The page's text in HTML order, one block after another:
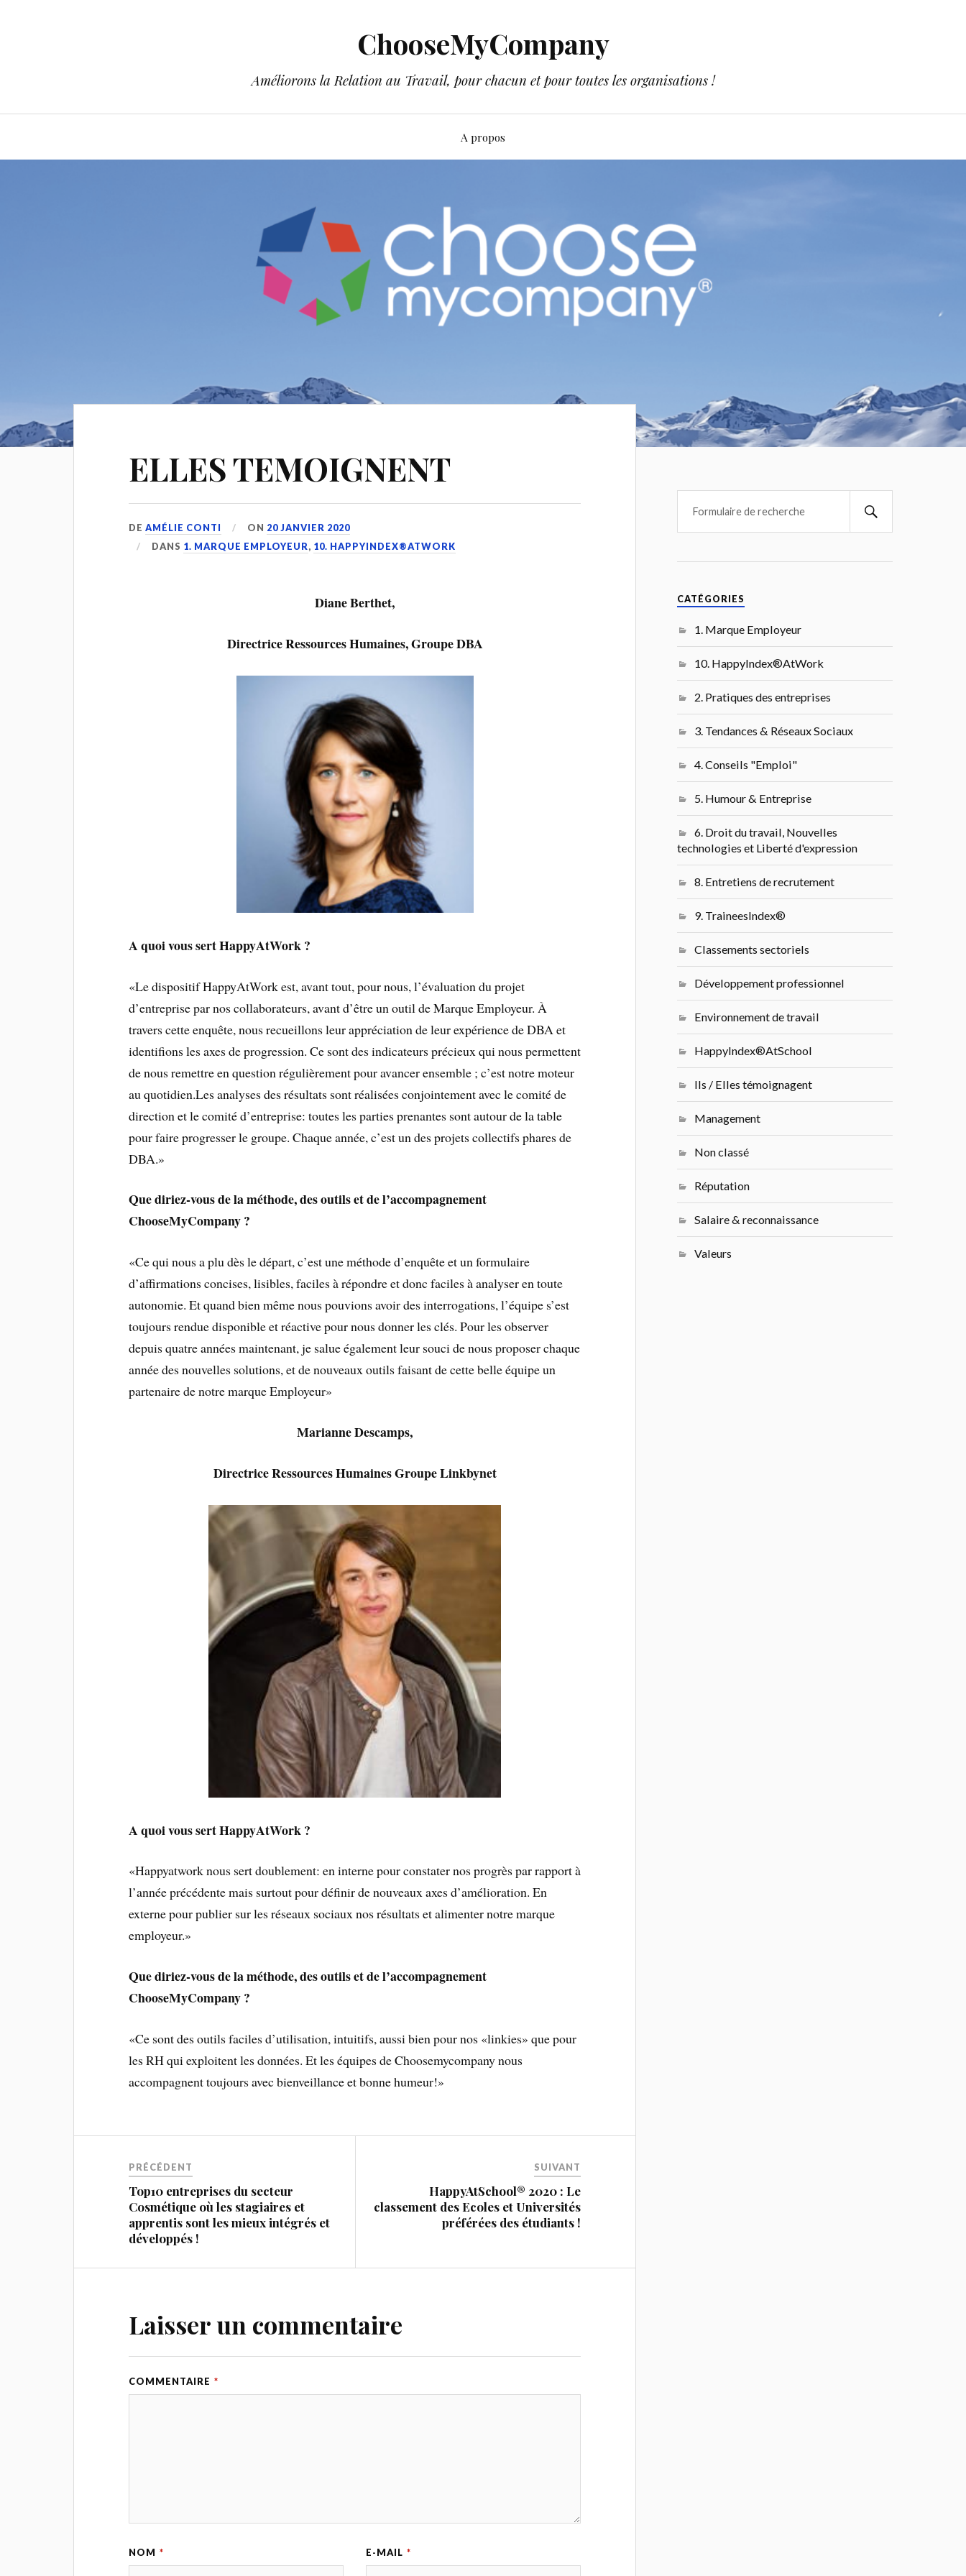
ChooseMyCompany
Améliorons la Relation au Travail, pour chacun et pour toutes les organisations !
A propos
ELLES TEMOIGNENT
DEAMÉLIE CONTI ON 20 JANVIER 2020
DANS 1. MARQUE EMPLOYEUR, 10. HAPPYINDEX®ATWORK
Diane Berthet,
Directrice Ressources Humaines, Groupe DBA
A quoi vous sert HappyAtWork ?
«Le dispositif HappyAtWork est, avant tout, pour nous, l’évaluation du projet
d’entreprise par nos collaborateurs, avant d’être un outil de Marque Employeur. À
travers cette enquête, nous recueillons leur appréciation de leur expérience de DBA et
identifions les axes de progression. Ce sont des indicateurs précieux qui nous permettent
de nous remettre en question régulièrement pour avancer ensemble ; c’est notre moteur
au quotidien.Les analyses des résultats sont réalisées conjointement avec le comité de
direction et le comité d’entreprise: toutes les parties prenantes sont autour de la table
pour faire progresser le groupe. Chaque année, c’est un des projets collectifs phares de
DBA.»
Que diriez-vous de la méthode, des outils et de l’accompagnement
ChooseMyCompany ?
«Ce qui nous a plu dès le départ, c’est une méthode d’enquête et un formulaire
d’affirmations concises, lisibles, faciles à répondre et donc faciles à analyser en toute
autonomie. Et quand bien même nous pouvions avoir des interrogations, l’équipe s’est
toujours rendue disponible et réactive pour nous donner les clés. Pour les observer
depuis quatre années maintenant, je salue également leur souci de nous proposer chaque
année des nouvelles solutions, et de nouveaux outils faisant de cette belle équipe un
partenaire de notre marque Employeur»
Marianne Descamps,
Directrice Ressources Humaines Groupe Linkbynet
A quoi vous sert HappyAtWork ?
«Happyatwork nous sert doublement: en interne pour constater nos progrès par rapport à
l’année précédente mais surtout pour définir de nouveaux axes d’amélioration. En
externe pour publier sur les réseaux sociaux nos résultats et alimenter notre marque
employeur.»
Que diriez-vous de la méthode, des outils et de l’accompagnement
ChooseMyCompany ?
«Ce sont des outils faciles d’utilisation, intuitifs, aussi bien pour nos «linkies» que pour
les RH qui exploitent les données. Et les équipes de Choosemycompany nous
accompagnent toujours avec bienveillance et bonne humeur!»
PRÉCÉDENT
Top10 entreprises du secteur
Cosmétique où les stagiaires et
apprentis sont les mieux intégrés et
développés !
SUIVANT
HappyAtSchool® 2020 : Le
classement des Ecoles et Universités
préférées des étudiants !
Laisser un commentaire
COMMENTAIRE *
NOM * E-MAIL *
CATÉGORIES
1. Marque Employeur
10. HappyIndex®AtWork
2. Pratiques des entreprises
3. Tendances & Réseaux Sociaux
4. Conseils "Emploi"
5. Humour & Entreprise
6. Droit du travail, Nouvelles
technologies et Liberté d'expression
8. Entretiens de recrutement
9. TraineesIndex®
Classements sectoriels
Développement professionnel
Environnement de travail
HappyIndex®AtSchool
Ils / Elles témoignagent
Management
Non classé
Réputation
Salaire & reconnaissance
Valeurs